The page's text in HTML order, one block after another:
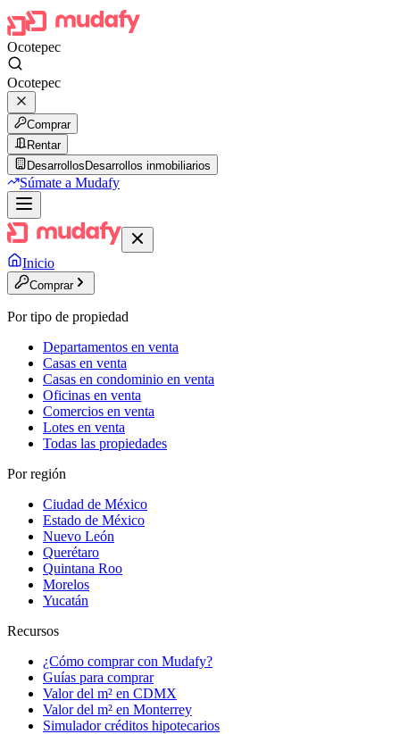
Ocotepec
Ocotepec
Comprar
Rentar
Desarrollos Desarrollos inmobiliarios
Súmate a Mudafy
Inicio
Comprar
Por tipo de propiedad
Departamentos en venta
Casas en venta
Casas en condominio en venta
Oficinas en venta
Comercios en venta
Lotes en venta
Todas las propiedades
Por región
Ciudad de México
Estado de México
Nuevo León
Querétaro
Quintana Roo
Morelos
Yucatán
Recursos
¿Cómo comprar con Mudafy?
Guías para comprar
Valor del m² en CDMX
Valor del m² en Monterrey
Simulador créditos hipotecarios